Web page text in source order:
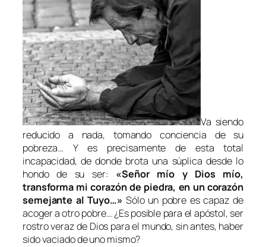
Va siendo
reducido a nada, tomando conciencia de su
pobreza… Y es precisamente de esta total
incapacidad, de donde brota una súplica desde lo
hondo de su ser: «Señor mío y Dios mío,
transforma mi corazón de piedra, en un corazón
semejante al Tuyo…»Sólo un pobre es capaz de
acoger a otro pobre… ¿Es posible para el apóstol, ser
rostro veraz de Dios para el mundo, sin antes, haber
sido vaciado de uno mismo?